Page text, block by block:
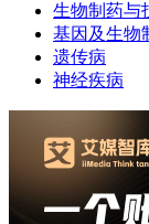
生物制药与
基因及生物
遗传病
神经疾病